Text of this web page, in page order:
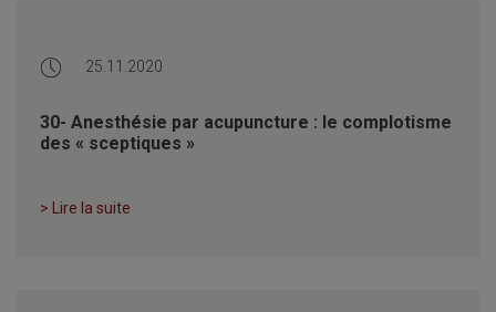
25.11.2020
30- Anesthésie par acupuncture : le complotisme
des « sceptiques »
> Lire la suite